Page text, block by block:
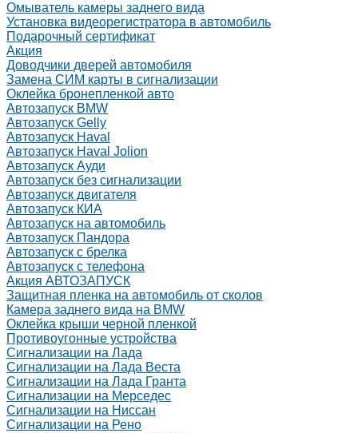
Омыватель камеры заднего вида
Установка видеорегистратора в автомобиль
Подарочный сертификат
Акция
Доводчики дверей автомобиля
Замена СИМ карты в сигнализации
Оклейка бронепленкой авто
Автозапуск BMW
Автозапуск Gelly
Автозапуск Haval
Автозапуск Haval Jolion
Автозапуск Ауди
Автозапуск без сигнализации
Автозапуск двигателя
Автозапуск КИА
Автозапуск на автомобиль
Автозапуск Пандора
Автозапуск с брелка
Автозапуск с телефона
Акция АВТОЗАПУСК
Защитная пленка на автомобиль от сколов
Камера заднего вида на BMW
Оклейка крыши черной пленкой
Противоугонные устройства
Сигнализации на Лада
Сигнализации на Лада Веста
Сигнализации на Лада Гранта
Сигнализации на Мерседес
Сигнализации на Ниссан
Сигнализации на Рено